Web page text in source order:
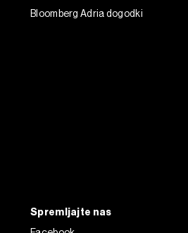
Bloomberg Adria dogodki
Spremljajte nas